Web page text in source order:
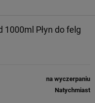
1000ml Płyn do felg
na wyczerpaniu
Natychmiast